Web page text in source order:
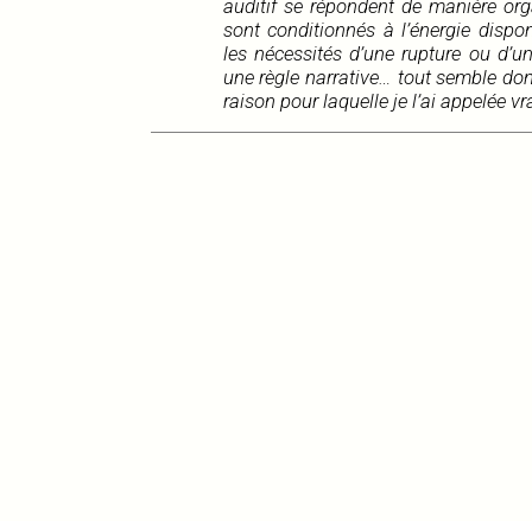
auditif se répondent de manière
sont conditionnés à l’énergie
les nécessités d’une rupture ou
une règle narrative… tout semble
raison pour laquelle je l’ai appelée